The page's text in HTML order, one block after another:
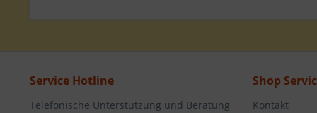
Service Hotline
Telefonische Unterstützung und Beratung
Shop
Kontakt